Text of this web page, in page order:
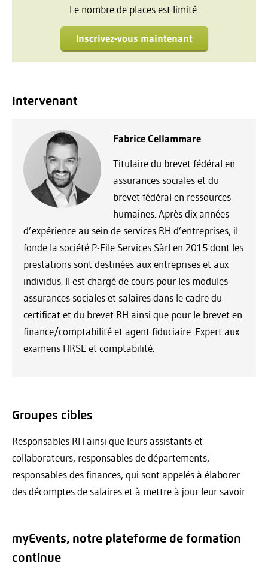
Le nombre de places est limité.
Inscrivez-vous maintenant
Intervenant
Fabrice Cellammare
Titulaire du brevet fédéral en
assurances sociales et du
brevet fédéral en ressources
humaines. Après dix années
d’expérience au sein de services RH d’entreprises, il
fonde la société P-File Services Sàrl en 2015 dont les
prestations sont destinées aux entreprises et aux
individus. Il est chargé de cours pour les modules
assurances sociales et salaires dans le cadre du
certificat et du brevet RH ainsi que pour le brevet en
finance/comptabilité et agent fiduciaire. Expert aux
examens HRSE et comptabilité.
Groupes cibles
Responsables RH ainsi que leurs assistants et
collaborateurs, responsables de départements,
responsables des finances, qui sont appelés à élaborer
des décomptes de salaires et à mettre à jour leur savoir.
myEvents, notre plateforme de formation
continue